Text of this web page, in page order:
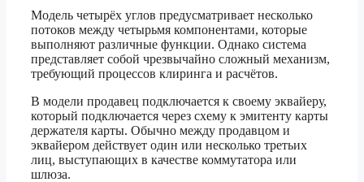
Модель четырёх углов предусматривает несколько
потоков между четырьмя компонентами, которые
выполняют различные функции. Однако система
представляет собой чрезвычайно сложный механизм,
требующий процессов клиринга и расчётов.
В модели продавец подключается к своему эквайеру,
который подключается через схему к эмитенту карты
держателя карты. Обычно между продавцом и
эквайером действует один или несколько третьих
лиц, выступающих в качестве коммутатора или
шлюза.